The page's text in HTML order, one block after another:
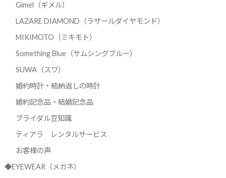
Gimel（ギメル）
LAZARE DIAMOND（ラザールダイヤモンド）
MIKIMOTO（ミキモト）
Something Blue（サムシングブルー）
SUWA（スワ）
婚約時計・結納返しの時計
婚約記念品・結婚記念品
ブライダル豆知識
ティアラ レンタルサービス
お客様の声
◆EYEWEAR（メガネ）